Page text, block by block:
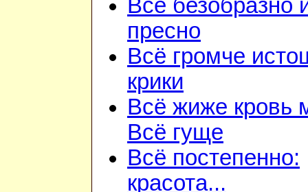
Всё безобразно
пресно
Всё громче
крики
Всё жиже кровь
Всё гуще
Всё постепенно:
красота...